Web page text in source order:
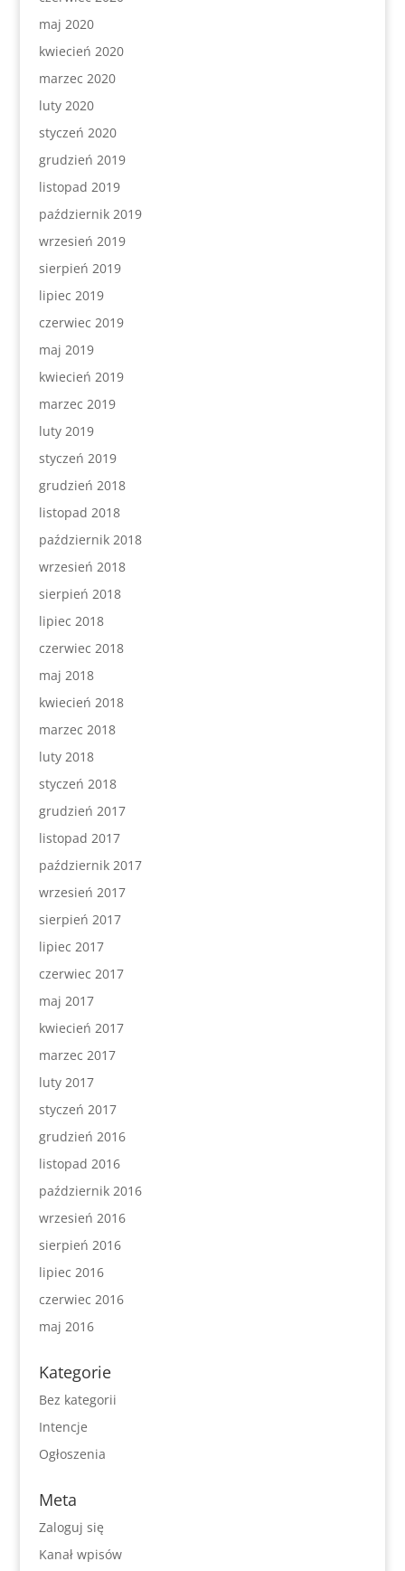
maj 2020
kwiecień 2020
marzec 2020
luty 2020
styczeń 2020
grudzień 2019
listopad 2019
październik 2019
wrzesień 2019
sierpień 2019
lipiec 2019
czerwiec 2019
maj 2019
kwiecień 2019
marzec 2019
luty 2019
styczeń 2019
grudzień 2018
listopad 2018
październik 2018
wrzesień 2018
sierpień 2018
lipiec 2018
czerwiec 2018
maj 2018
kwiecień 2018
marzec 2018
luty 2018
styczeń 2018
grudzień 2017
listopad 2017
październik 2017
wrzesień 2017
sierpień 2017
lipiec 2017
czerwiec 2017
maj 2017
kwiecień 2017
marzec 2017
luty 2017
styczeń 2017
grudzień 2016
listopad 2016
październik 2016
wrzesień 2016
sierpień 2016
lipiec 2016
czerwiec 2016
maj 2016
Kategorie
Bez kategorii
Intencje
Ogłoszenia
Meta
Zaloguj się
Kanał wpisów